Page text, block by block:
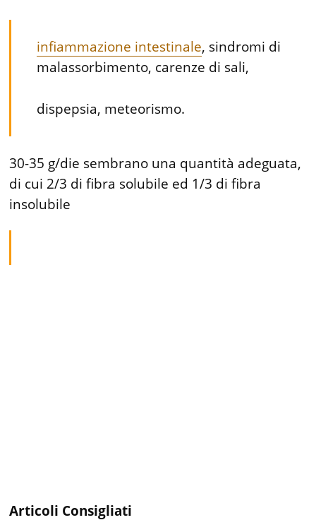
infiammazione intestinale, sindromi di
malassorbimento, carenze di sali,
dispepsia, meteorismo.
30-35 g/die sembrano una quantità adeguata,
di cui 2/3 di fibra solubile ed 1/3 di fibra
insolubile
Articoli Consigliati